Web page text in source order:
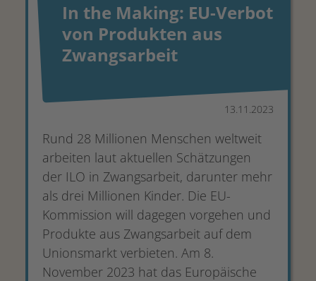
In the Making: EU-Verbot
von Produkten aus
Zwangsarbeit
Rund 28 Millionen Menschen weltweit
arbeiten laut aktuellen Schätzungen
der ILO in Zwangsarbeit, darunter mehr
als drei Millionen Kinder. Die EU-
Kommission will dagegen vorgehen und
Produkte aus Zwangsarbeit auf dem
Unionsmarkt verbieten. Am 8.
November 2023 hat das Europäische
13.11.2023